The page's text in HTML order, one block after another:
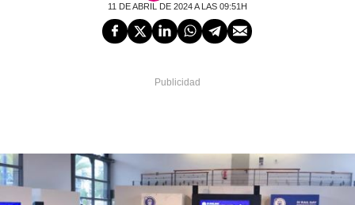
11 DE ABRIL DE 2024 A LAS 09:51H